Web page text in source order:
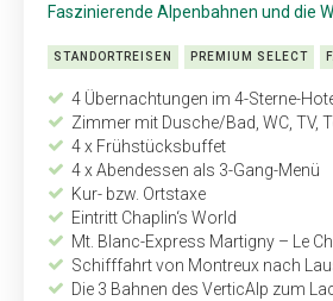
Faszinierende Alpenbahnen und die
STANDORTREISEN PREMIUM SELECT
4 Übernachtungen im 4-Sterne-
Zimmer mit Dusche/Bad, WC, TV,
4 x Frühstücksbuffet
4 x Abendessen als 3-Gang-Menü
Kur- bzw. Ortstaxe
Eintritt Chaplin‘s World
Mt. Blanc-Express Martigny – Le
Schifffahrt von Montreux nach
Die 3 Bahnen des VerticAlp zum